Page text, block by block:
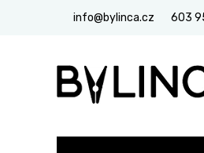
603
info@bylinca.cz